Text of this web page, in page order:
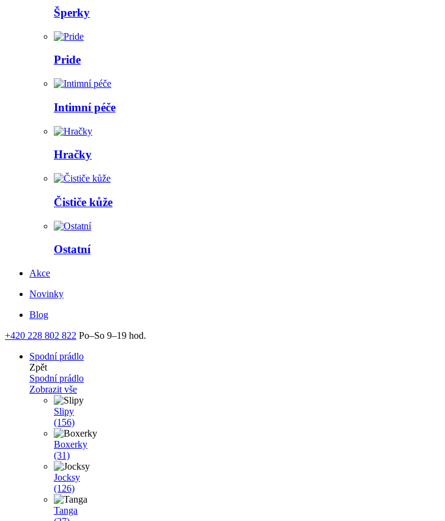
Šperky
Pride
Intimní péče
Hračky
Čističe kůže
Ostatní
Akce
Novinky
Blog
+420 228 802 822 Po–So 9–19 hod.
Spodní prádlo
Zpět
Spodní prádlo
Zobrazit vše
Slipy
(156)
Boxerky
(31)
Jocksy
(126)
Tanga